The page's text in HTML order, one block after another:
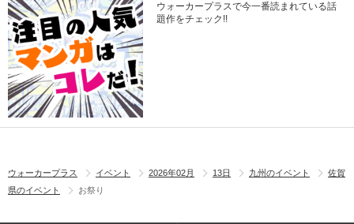
ウォーカープラスで今一番読まれている話
題作をチェック!!
ウォーカープラス イベント 2026年02月 13日 九州のイベント
佐賀
県のイベント
お祭り